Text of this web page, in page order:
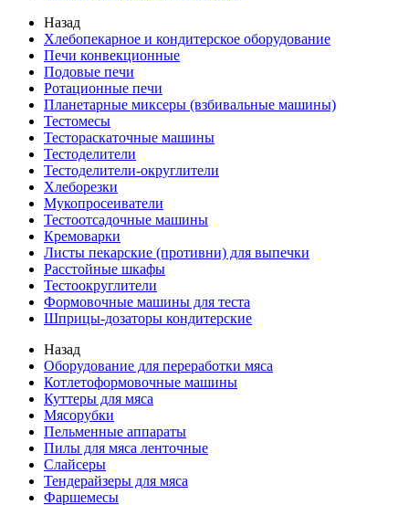
Назад
Хлебопекарное и кондитерское оборудование
Печи конвекционные
Подовые печи
Ротационные печи
Планетарные миксеры (взбивальные машины)
Тестомесы
Тестораскаточные машины
Тестоделители
Тестоделители-округлители
Хлеборезки
Мукопросеиватели
Тестоотсадочные машины
Кремоварки
Листы пекарские (противни) для выпечки
Расстойные шкафы
Тестоокруглители
Формовочные машины для теста
Шприцы-дозаторы кондитерские
Назад
Оборудование для переработки мяса
Котлетоформовочные машины
Куттеры для мяса
Мясорубки
Пельменные аппараты
Пилы для мяса ленточные
Слайсеры
Тендерайзеры для мяса
Фаршемесы